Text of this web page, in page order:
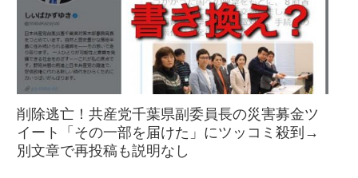
削除逃亡！共産党千葉県副委員長の災害募金ツ
イート「その一部を届けた」にツッコミ殺到→
別文章で再投稿も説明なし